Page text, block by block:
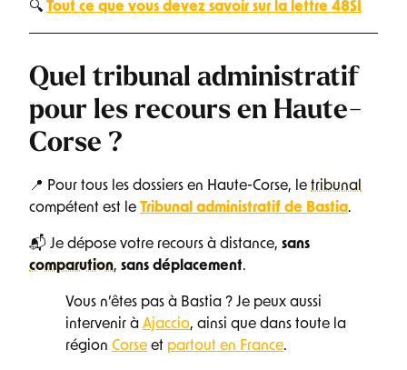
🔍 Tout ce que vous devez savoir sur la lettre 48SI
Quel tribunal administratif
pour les recours en Haute-
Corse ?
📍 Pour tous les dossiers en Haute-Corse, le tribunal
compétent est le Tribunal administratif de Bastia.
📬 Je dépose votre recours à distance, sans
comparution, sans déplacement.
Vous n’êtes pas à Bastia ? Je peux aussi
intervenir à Ajaccio, ainsi que dans toute la
région Corse et partout en France.